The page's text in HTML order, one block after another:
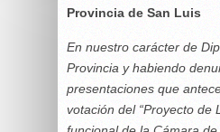
Provincia de San Luis
En nuestro carácter de
Provincia y habiendo
presentaciones que
votación del “Proyecto de